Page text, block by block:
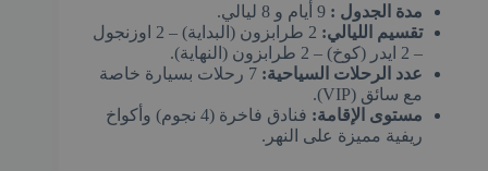
مدة الجدول :
تقسيم الليالي:
2 طرابزون (البداية) – 2 اوزنجول
– 2 ايدر (كوخ) – 2 طرابزون (النهاية).
عدد الرحلات السياحية:
7 رحلات بسيارة خاصة
مع سائق (VIP).
مستوى الإقامة:
فنادق فاخرة (4 نجوم) وأكواخ
ريفية مميزة على النهر.